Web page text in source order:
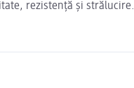
rezistență și strălucire.